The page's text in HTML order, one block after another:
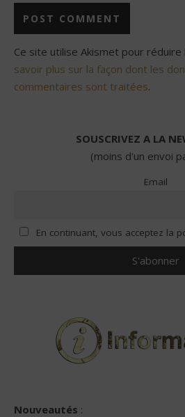
Ce site utilise Akismet pour réduire
savoir plus sur la façon dont les
commentaires sont traitées.
SOUSCRIVEZ A LA
(moins d'un envoi
Email
En continuant, vous acceptez la
Nouveautés :